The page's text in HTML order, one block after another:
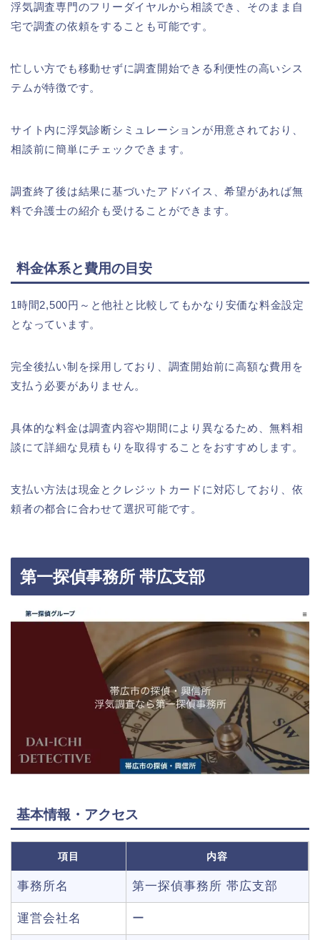
浮気調査専門のフリーダイヤルから相談でき、そのまま自
宅で調査の依頼をすることも可能です。
忙しい方でも移動せずに調査開始できる利便性の高いシス
テムが特徴です。
サイト内に浮気診断シミュレーションが用意されており、
相談前に簡単にチェックできます。
調査終了後は結果に基づいたアドバイス、希望があれば無
料で弁護士の紹介も受けることができます。
料金体系と費用の目安
1時間2,500円～と他社と比較してもかなり安価な料金設定
となっています。
完全後払い制を採用しており、調査開始前に高額な費用を
支払う必要がありません。
具体的な料金は調査内容や期間により異なるため、無料相
談にて詳細な見積もりを取得することをおすすめします。
支払い方法は現金とクレジットカードに対応しており、依
頼者の都合に合わせて選択可能です。
第一探偵事務所 帯広支部
基本情報・アクセス
項目 内容
事務所名 第一探偵事務所 帯広支部
運営会社名 ー